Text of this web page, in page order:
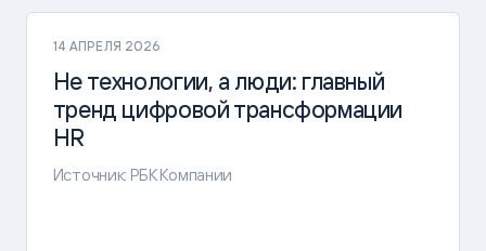
14 АПРЕЛЯ 2026
Не технологии, а люди: главный
тренд цифровой трансформации
HR
Источник: РБК Компании